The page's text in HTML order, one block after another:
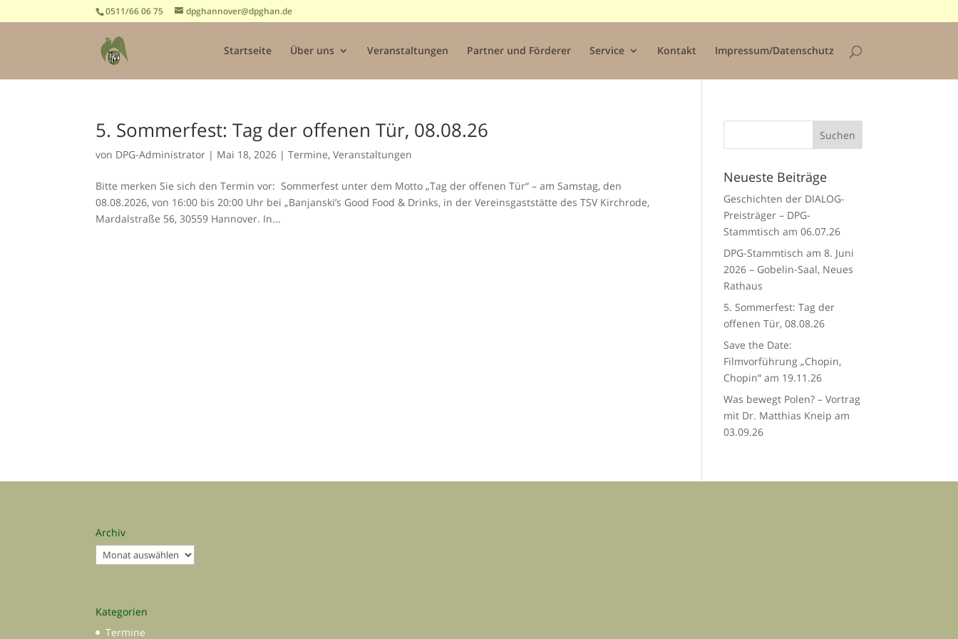
0511/66 06 75 dpghannover@dpghan.de
Startseite Über uns Veranstaltungen Partner und Förderer Service Kontakt Impressum/Datenschutz
5. Sommerfest: Tag der offenen Tür, 08.08.26
von DPG-Administrator | Mai 18, 2026 |Termine,Veranstaltungen
Bitte merken Sie sich den Termin vor: Sommerfest unter dem Motto „Tag der offenen Tür“ – am Samstag, den
08.08.2026, von 16:00 bis 20:00 Uhr bei „Banjanski’s Good Food & Drinks, in der Vereinsgaststätte des TSV Kirchrode,
Mardalstraße 56, 30559 Hannover. In...
Neueste Beiträge
Geschichten der DIALOG-
Preisträger – DPG-
Stammtisch am 06.07.26
DPG-Stammtisch am 8. Juni
2026 – Gobelin-Saal, Neues
Rathaus
5. Sommerfest: Tag der
offenen Tür, 08.08.26
Save the Date:
Filmvorführung „Chopin,
Chopin“ am 19.11.26
Was bewegt Polen? – Vortrag
mit Dr. Matthias Kneip am
03.09.26
Archiv
Archiv
Kategorien
Termine